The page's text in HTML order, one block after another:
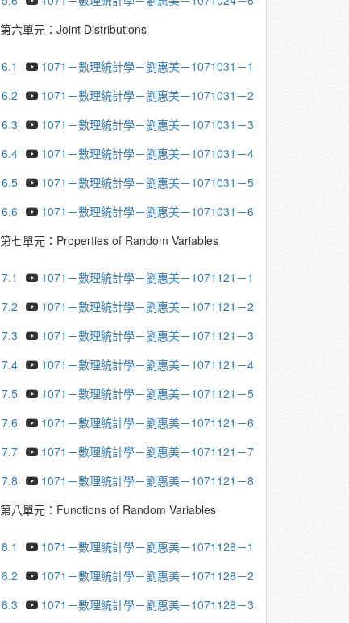
第六單元：Joint Distributions
6.1
1071－數理統計學－劉惠美－1071031－1
6.2
1071－數理統計學－劉惠美－1071031－2
6.3
1071－數理統計學－劉惠美－1071031－3
6.4
1071－數理統計學－劉惠美－1071031－4
6.5
1071－數理統計學－劉惠美－1071031－5
6.6
1071－數理統計學－劉惠美－1071031－6
第七單元：Properties of Random Variables
7.1
1071－數理統計學－劉惠美－1071121－1
7.2
1071－數理統計學－劉惠美－1071121－2
7.3
1071－數理統計學－劉惠美－1071121－3
7.4
1071－數理統計學－劉惠美－1071121－4
7.5
1071－數理統計學－劉惠美－1071121－5
7.6
1071－數理統計學－劉惠美－1071121－6
7.7
1071－數理統計學－劉惠美－1071121－7
7.8
1071－數理統計學－劉惠美－1071121－8
第八單元：Functions of Random Variables
8.1
1071－數理統計學－劉惠美－1071128－1
8.2
1071－數理統計學－劉惠美－1071128－2
8.3
1071－數理統計學－劉惠美－1071128－3